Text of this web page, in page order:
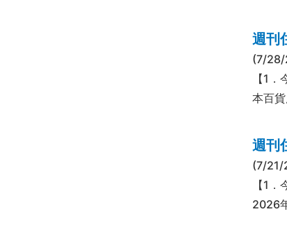
週刊
(7/
【1
本百
週刊
(7/21/
【1
2026